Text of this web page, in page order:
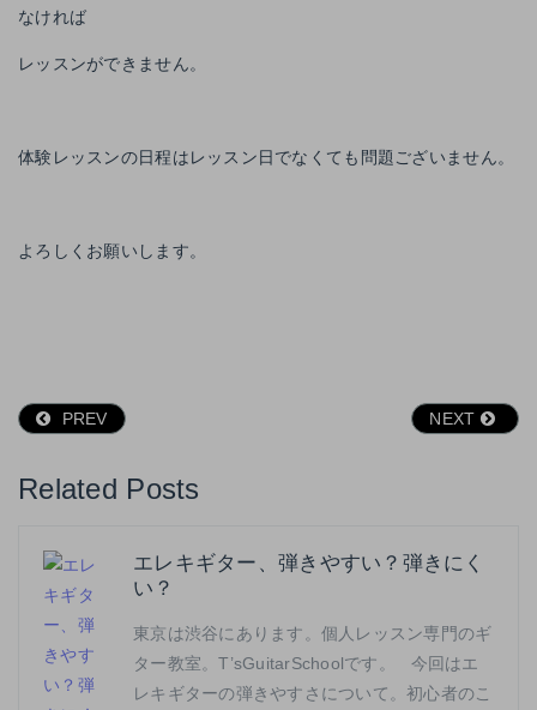
なければ
レッスンができません。
体験レッスンの日程はレッスン日でなくても問題ございません。
よろしくお願いします。
PREV NEXT
Related Posts
エレキギター、弾きやすい？弾きにく
い？
東京は渋谷にあります。個人レッスン専門のギ
ター教室。T’sGuitarSchoolです。 今回はエ
レキギターの弾きやすさについて。初心者のこ